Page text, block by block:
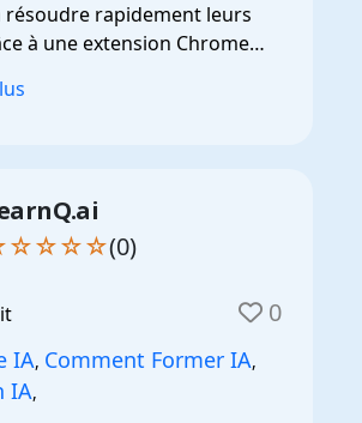
résoudre rapidement leurs
à une extension Chrome
(0)
0
IA, Comment Former IA,
IA,